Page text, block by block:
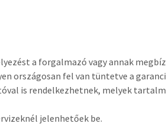
a forgalmazó vagy annak
országosan fel van tüntetve a
is rendelkezhetnek, melyek
jelenhetőek be.